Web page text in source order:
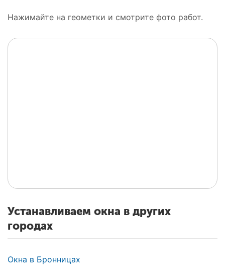
Нажимайте на геометки и смотрите фото работ.
Устанавливаем окна в других
городах
Окна в Бронницах